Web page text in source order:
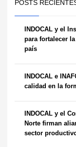
POSTS
INDOCAL y el
para fortalecer
país
INDOCAL e
calidad en la
INDOCAL y el
Norte firman
sector